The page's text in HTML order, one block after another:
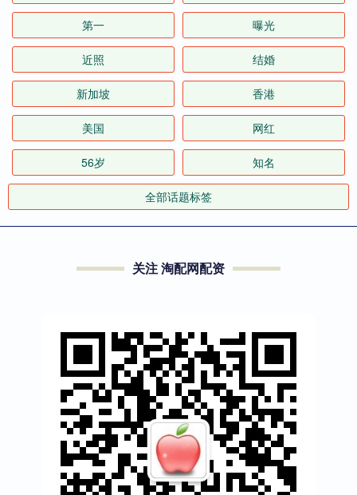
第一 曝光
近照 结婚
新加坡 香港
美国 网红
56岁 知名
全部话题标签
关注 淘配网配资